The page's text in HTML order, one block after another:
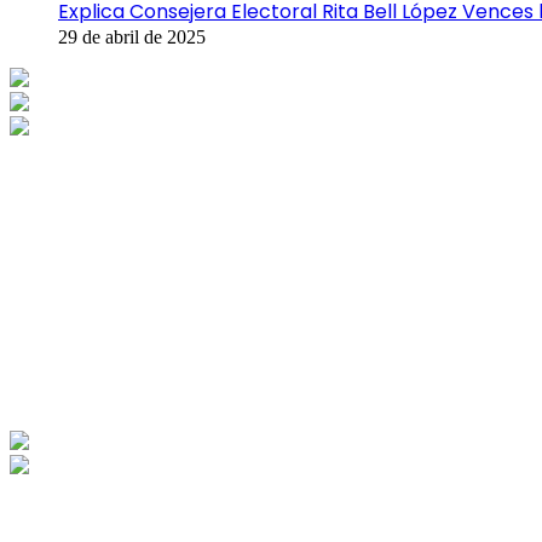
Explica Consejera Electoral Rita Bell López
29 de abril de 2025